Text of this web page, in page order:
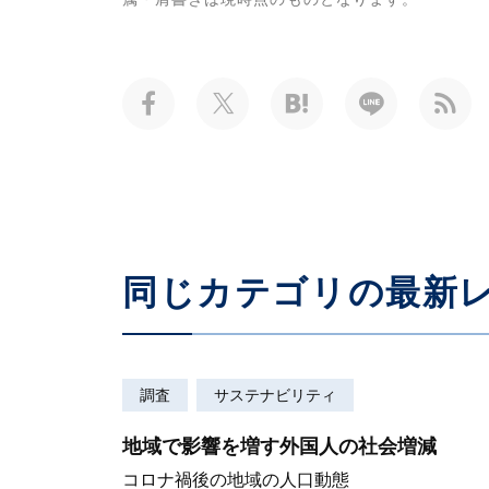
同じカテゴリの最新
調査 サステナビリティ
地域で影響を増す外国人の社会増減
コロナ禍後の地域の人口動態